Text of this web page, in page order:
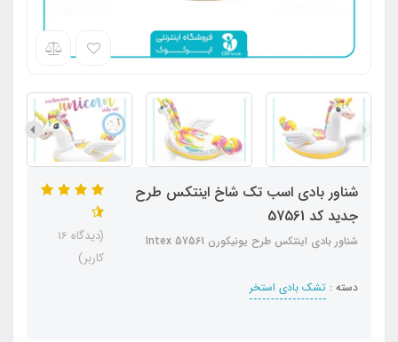
شناور بادی اسب تک شاخ اینتکس طرح
جدید کد 57561
شناور بادی اینتکس طرح یونیکورن Intex 57561
دسته : تشک بادی استخر
(دیدگاه 16
کاربر)